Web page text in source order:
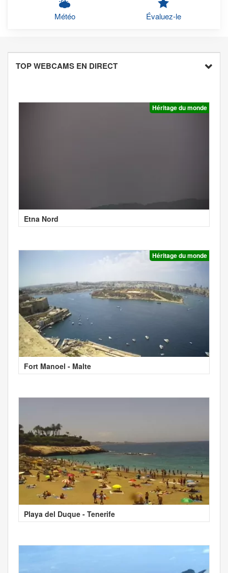
Météo Évaluez-le
TOP WEBCAMS EN DIRECT
Héritage du monde
Etna Nord
Héritage du monde
Fort Manoel - Malte
Playa del Duque - Tenerife